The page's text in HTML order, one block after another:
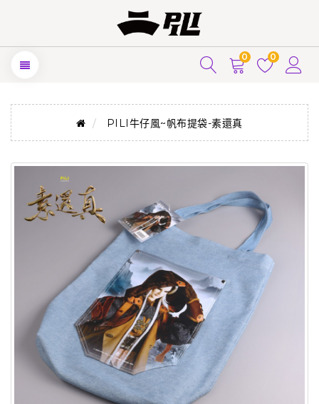
0 0
PILI牛仔風~帆布提袋-素還真